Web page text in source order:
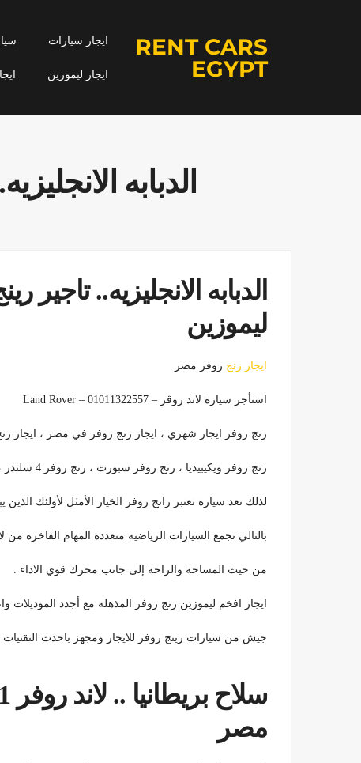
RENT CARS
EGYPT
ايجار سيارات
ايجار ليموزين
الدبابه
الدبابه الانجليزيه..
ليموزين
ايجار رنج روفر مصر
استأجر سيارة لاند روڤر – 01011322557 – Land Rover
رنج روفر ايجار شهري ، ايجار رنج روفر في مصر ، ايجار
رنج روفر ويكيبيديا ، رنج روفر سبورت ، رنج روفر 4 سلندر ، رنج روفر Evoque ، الرنج روفر c
لذلك تعد سيارة تعتبر رانج روفر الخيار الأمثل لأولئك
بالتالي تجمع السيارات الرياضية متعددة المهام الفاخرة
من حيث المساحة والراحة إلى جانب محرك قوي الاداء .
ايجار افخم ليموزين رنج روفر المذهلة مع أجدد الموديلات واعلي
جيش من سيارات رينج روفر للايجار ومجهز باحدث التقنيات
سلاح بريطانيا .. لاند روفر 2021 للايجار|
مصر